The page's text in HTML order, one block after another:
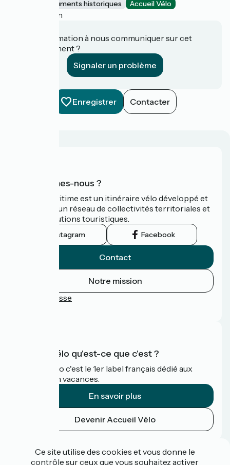
Sites et monuments historiques Accueil Vélo
Audinghen
Une information à nous communiquer sur cet
établissement ?
Signaler un problème
Enregistrer Contacter
Qui sommes-nous ?
La Vélomaritime est un itinéraire vélo développé et
promu par un réseau de collectivités territoriales et
leurs institutions touristiques.
Instagram Facebook
Contact
Notre mission
Espace Presse
Accueil Vélo qu'est-ce que c'est ?
Accueil Vélo c'est le 1er label français dédié aux
cyclistes en vacances.
En savoir plus
Devenir Accueil Vélo
Ce site utilise des cookies et vous donne le
contrôle sur ceux que vous souhaitez activer